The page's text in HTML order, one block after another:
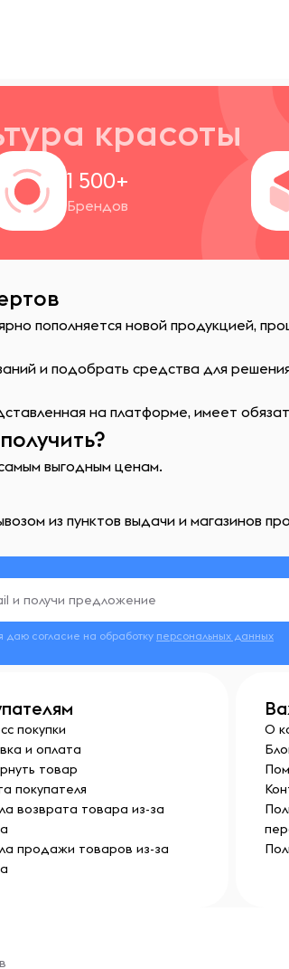
красоты
1 500+
Брендов
пополняется новой продукцией,
и подобрать средства для
на платформе, имеет
выгодным ценам.
из пунктов выдачи и магазинов
даю согласие на обработку персональных данных
покупки
и оплата
товар
покупателя
возврата товара из-за
продажи товаров из-за
О